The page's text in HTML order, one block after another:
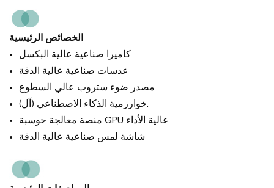
الخصائص الرئيسية
كاميرا صناعية عالية البكسل
عدسات صناعية عالية الدقة
مصدر ضوء ستروب عالي السطوع
خوارزمية الذكاء الاصطناعي (آل).
منصة معالجة حوسبة GPU عالية الأداء
شاشة لمس صناعية عالية الدقة